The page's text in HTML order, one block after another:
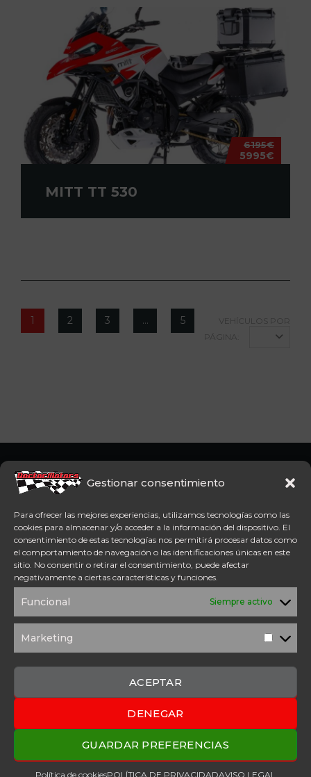
Gestionar consentimiento
Para ofrecer las mejores experiencias, utilizamos tecnologías como las
cookies para almacenar y/o acceder a la información del dispositivo. El
consentimiento de estas tecnologías nos permitirá procesar datos como
el comportamiento de navegación o las identificaciones únicas en este
sitio. No consentir o retirar el consentimiento, puede afectar
negativamente a ciertas características y funciones.
Funcional Siempre activo
Marketing
ACEPTAR
DENEGAR
GUARDAR PREFERENCIAS
Política de cookiesPOLÍTICA DE PRIVACIDADAVISO LEGAL
6195€
5995€
MITT TT 530
1 2 3 … 5
VEHÍCULOS POR
PÁGINA:
CFMoto Y Mitt. Estamos en
técnico oficial Mitt y CFMoto.
Tel: 654 98 23 30
ACCESO DIRECTO
TÉRMINOS Y
CONDICIONES
COOKIES
PRESUPUESTOCONTACTO
2025 Copyright © Doctor Motors – Desarrollado por